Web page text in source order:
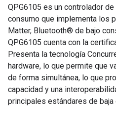
QPG6105 es un controlador
consumo que implementa los
Matter, Bluetooth® de bajo
QPG6105 cuenta con la
Presenta la tecnología
hardware, lo que permite que
de forma simultánea, lo que
capacidad y una
principales estándares de baja